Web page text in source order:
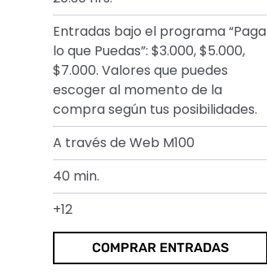
Entradas bajo el programa “Paga
lo que Puedas”: $3.000, $5.000,
$7.000. Valores que puedes
escoger al momento de la
compra según tus posibilidades.
A través de Web M100
40 min.
+12
COMPRAR ENTRADAS